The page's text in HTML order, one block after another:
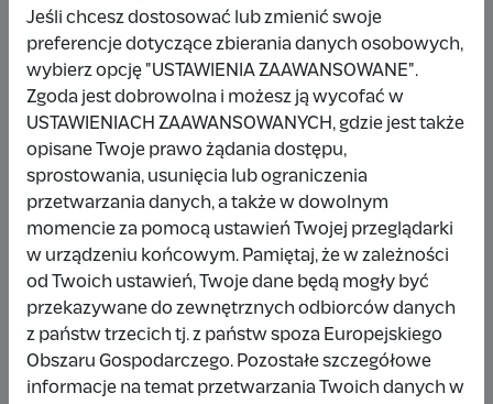
Wpłata anonimowa
10 zł miesiąc temu
Damianbloque Wordpress
1 zł 7 miesięcy temu
Wpłata anonimowa
10 zł rok temu
Wpłata anonimowa
10 zł rok temu
Jeśli chcesz dostosować lub zmienić swoje
preferencje dotyczące zbierania danych osobowych,
wybierz opcję "USTAWIENIA ZAAWANSOWANE".
Zgoda jest dobrowolna i możesz ją wycofać w
USTAWIENIACH ZAAWANSOWANYCH, gdzie jest także
opisane Twoje prawo żądania dostępu,
sprostowania, usunięcia lub ograniczenia
przetwarzania danych, a także w dowolnym
momencie za pomocą ustawień Twojej przeglądarki
w urządzeniu końcowym. Pamiętaj, że w zależności
od Twoich ustawień, Twoje dane będą mogły być
przekazywane do zewnętrznych odbiorców danych
z państw trzecich tj. z państw spoza Europejskiego
Obszaru Gospodarczego. Pozostałe szczegółowe
informacje na temat przetwarzania Twoich danych w